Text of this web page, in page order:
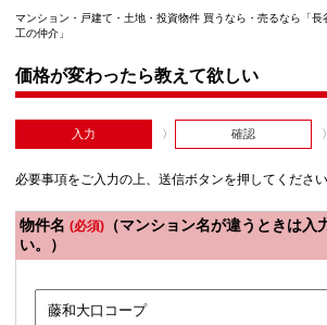
マンション・戸建て・土地・投資物件 買うなら・売るなら「長
工の仲介」
価格が変わったら教えて欲しい
入力 確認
必要事項をご入力の上、送信ボタンを押してください
物件名 (必須) （マンション名が違うときは入
い。）